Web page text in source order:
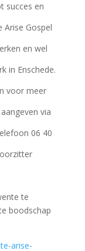
succes en
Arise Gospel
en wel
in Enschede.
voor meer
via
06 40
te
boodschap
arise-